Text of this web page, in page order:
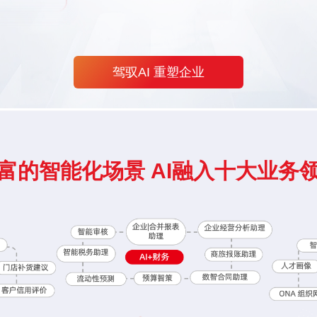
驾驭AI 重塑企业
的智能化场景 AI融入十大业务